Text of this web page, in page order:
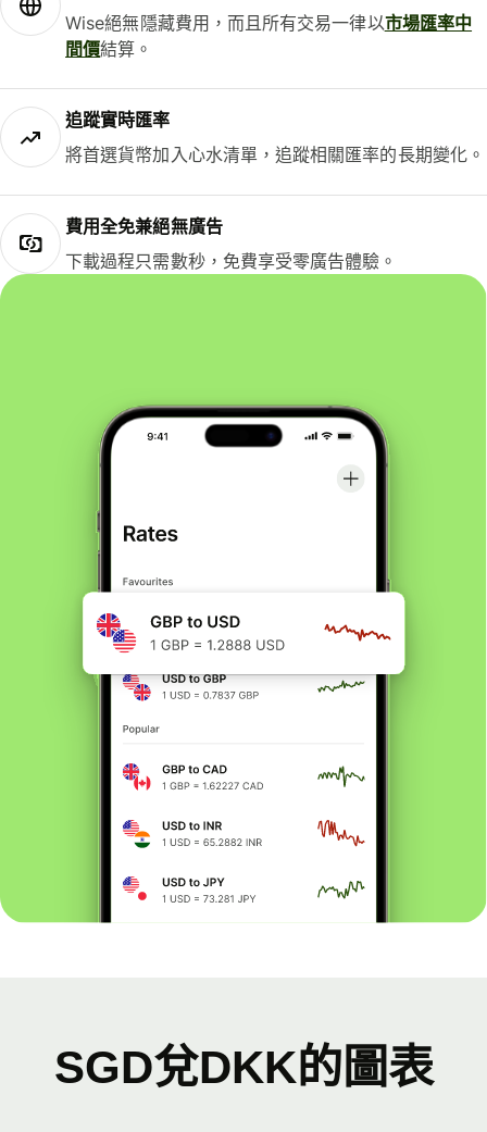
Wise絕無隱藏費用，而且所有交易一律以市場匯率中
間價結算。
追蹤實時匯率
將首選貨幣加入心水清單，追蹤相關匯率的長期變化。
費用全免兼絕無廣告
下載過程只需數秒，免費享受零廣告體驗。
SGD兌DKK的圖表